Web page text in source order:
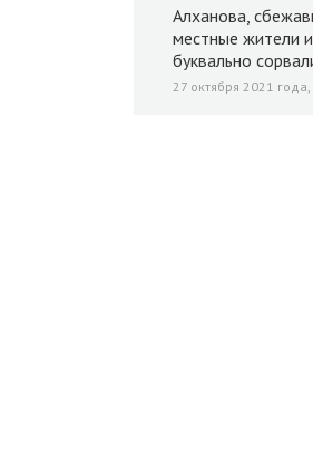
Алханова,
местные жители
буквально
27 октября 2021